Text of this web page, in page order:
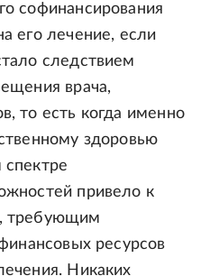
софинансирования
его лечение, если
следствием
врача,
то есть когда именно
здоровью
привело к
требующим
ресурсов
Никаких